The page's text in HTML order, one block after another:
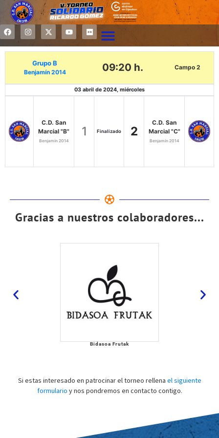
Grupo B
Benjamín 2014 09:20 h. Campo 2
03 abril de 2024, miércoles
C.D. San
Marcial "B"
Benjamín 2014
1 Finalizado 2
C.D. San
Marcial "C"
Benjamín 2014
Gracias a nuestros colaboradores...
Bidasoa Frutak
Si estas interesado en patrocinar el torneo rellena el siguiente
formulario y nos pondremos en contacto contigo.